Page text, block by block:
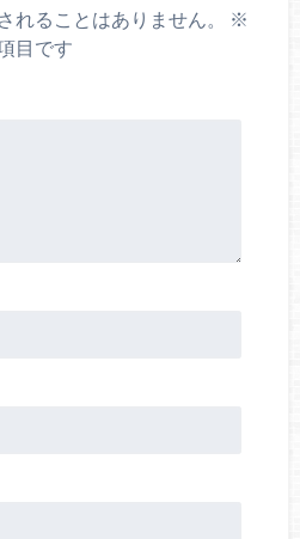
れることはありません。
※
目です